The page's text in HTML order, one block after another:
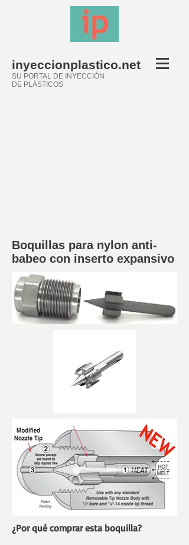
inyeccionplastico.net
SU PORTAL DE INYECCIÓN
DE PLÁSTICOS
Boquillas para nylon anti-
babeo con inserto expansivo
¿Por qué comprar esta boquilla?